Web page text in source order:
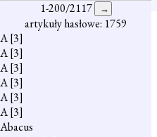
1-200/2117
artykuły hasłowe: 1759
A[3]
A[3]
A[3]
A[3]
A[3]
A[3]
Abacus